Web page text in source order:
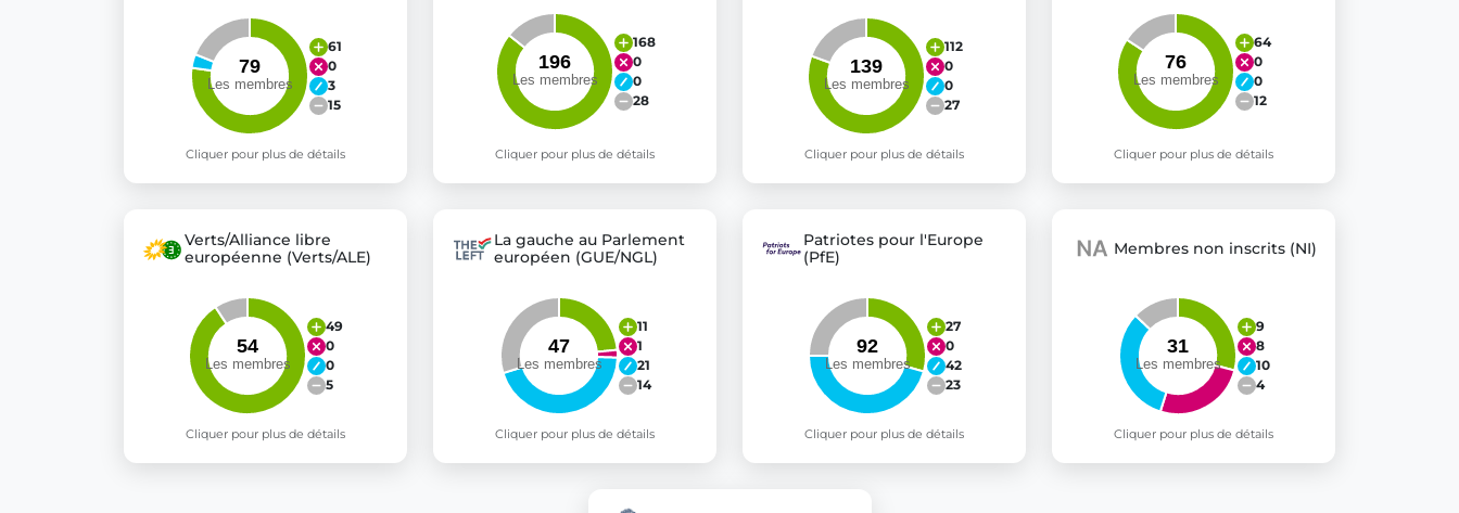
61
0
3
15
Cliquer pour plus de détails
168
0
0
28
Cliquer pour plus de détails
112
0
0
27
Cliquer pour plus de détails
64
0
0
12
Cliquer pour plus de détails
Verts/Alliance libre
européenne (Verts/ALE)
49
0
0
5
Cliquer pour plus de détails
La gauche au Parlement
européen (GUE/NGL)
11
1
21
14
Cliquer pour plus de détails
Patriotes pour l'Europe
(PfE)
27
0
42
23
Cliquer pour plus de détails
Membres non inscrits (NI)
9
8
10
4
Cliquer pour plus de détails